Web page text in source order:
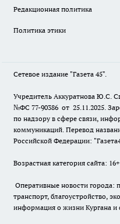
Редакционная политика
Политика этики
Сетевое издание "Газета 45".
Учредитель Аккуратнова Ю.С.
№ФС 77-90386 от 25.11.2025.
по надзору в сфере связи,
коммуникаций. Перевод
Российской Федерации:
Возрастная категория сайта: 16+
Оперативные новости
транспорт, благоустройство,
информация о жизни Кургана и